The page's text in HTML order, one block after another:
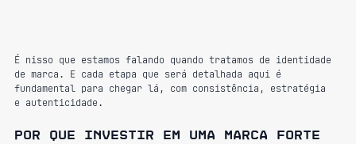
É nisso que estamos falando quando tratamos de identidade
de marca. E cada etapa que será detalhada aqui é
fundamental para chegar lá, com consistência, estratégia
e autenticidade.
Por que investir em uma marca forte